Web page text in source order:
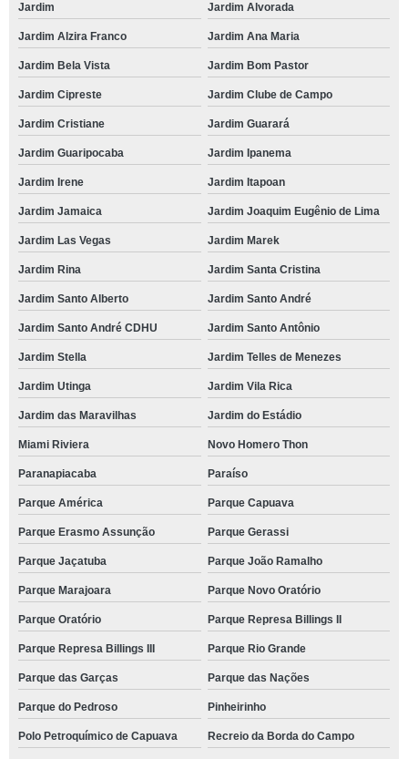
Jardim Jardim Alvorada
Jardim Alzira Franco Jardim Ana Maria
Jardim Bela Vista Jardim Bom Pastor
Jardim Cipreste Jardim Clube de Campo
Jardim Cristiane Jardim Guarará
Jardim Guaripocaba Jardim Ipanema
Jardim Irene Jardim Itapoan
Jardim Jamaica Jardim Joaquim Eugênio de Lima
Jardim Las Vegas Jardim Marek
Jardim Rina Jardim Santa Cristina
Jardim Santo Alberto Jardim Santo André
Jardim Santo André CDHU Jardim Santo Antônio
Jardim Stella Jardim Telles de Menezes
Jardim Utinga Jardim Vila Rica
Jardim das Maravilhas Jardim do Estádio
Miami Riviera Novo Homero Thon
Paranapiacaba Paraíso
Parque América Parque Capuava
Parque Erasmo Assunção Parque Gerassi
Parque Jaçatuba Parque João Ramalho
Parque Marajoara Parque Novo Oratório
Parque Oratório Parque Represa Billings II
Parque Represa Billings III Parque Rio Grande
Parque das Garças Parque das Nações
Parque do Pedroso Pinheirinho
Polo Petroquímico de Capuava Recreio da Borda do Campo